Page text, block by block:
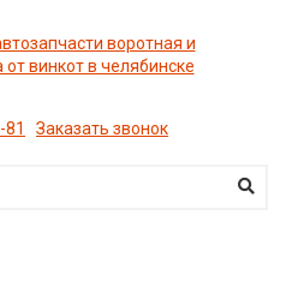
81 Заказать звонок